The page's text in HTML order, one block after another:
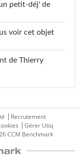
petit-déj' de
voir cet objet
de Thierry
Recrutement
Gérer Utiq
CCM Benchmark